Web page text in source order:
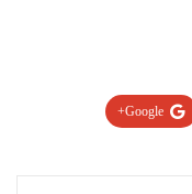
Google+